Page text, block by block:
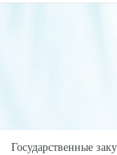
Государственные